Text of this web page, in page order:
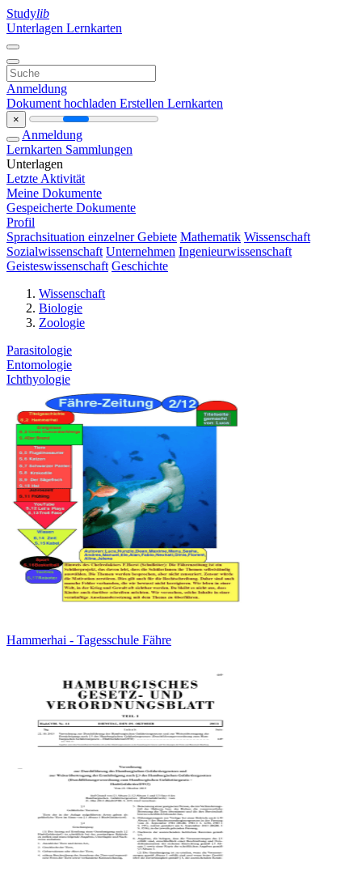
Studylib
Unterlagen Lernkarten
Anmeldung
Dokument hochladen Erstellen Lernkarten
×
Anmeldung
Lernkarten Sammlungen
Unterlagen
Letzte Aktivität
Meine Dokumente
Gespeicherte Dokumente
Profil
Sprachsituation einzelner Gebiete Mathematik Wissenschaft
Sozialwissenschaft Unternehmen Ingenieurwissenschaft
Geisteswissenschaft Geschichte
Wissenschaft
Biologie
Zoologie
Parasitologie
Entomologie
Ichthyologie
Hammerhai - Tagesschule Fähre